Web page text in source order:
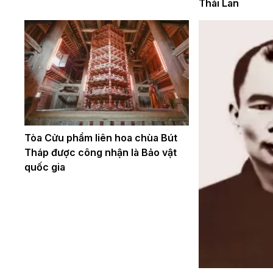
Thái Lan
Tòa Cửu phẩm liên hoa chùa Bút
Tháp được công nhận là Bảo vật
quốc gia